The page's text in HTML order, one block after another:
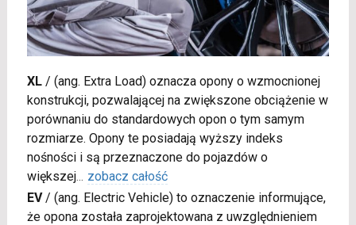
XL/ (ang. Extra Load) oznacza opony o wzmocnionej
konstrukcji, pozwalającej na zwiększone obciążenie w
porównaniu do standardowych opon o tym samym
rozmiarze. Opony te posiadają wyższy indeks
nośności i są przeznaczone do pojazdów o
większej... zobacz całość
EV/ (ang. Electric Vehicle) to oznaczenie informujące,
że opona została zaprojektowana z uwzględnieniem